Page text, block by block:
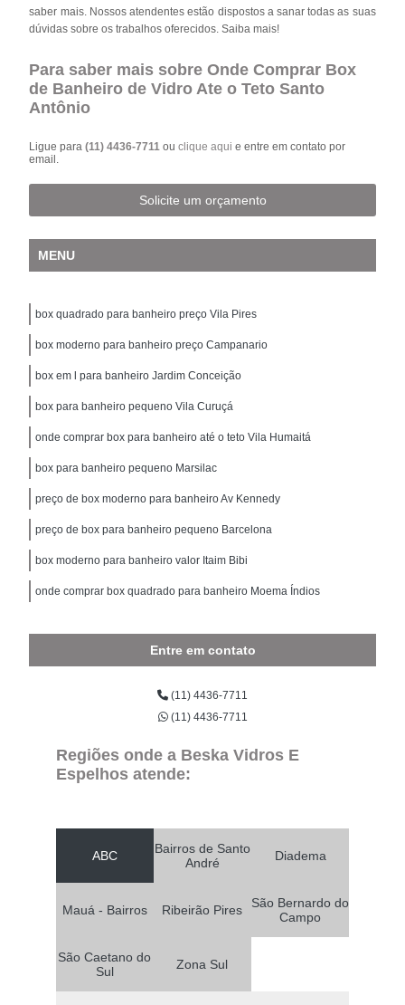
saber mais. Nossos atendentes estão dispostos a sanar todas as suas
dúvidas sobre os trabalhos oferecidos. Saiba mais!
Para saber mais sobre Onde Comprar Box
de Banheiro de Vidro Ate o Teto Santo
Antônio
Ligue para(11) 4436-7711ouclique aqui e entre em contato por
email.
Solicite um orçamento
MENU
box quadrado para banheiro preço Vila Pires
box moderno para banheiro preço Campanario
box em l para banheiro Jardim Conceição
box para banheiro pequeno Vila Curuçá
onde comprar box para banheiro até o teto Vila Humaitá
box para banheiro pequeno Marsilac
preço de box moderno para banheiro Av Kennedy
preço de box para banheiro pequeno Barcelona
box moderno para banheiro valor Itaim Bibi
onde comprar box quadrado para banheiro Moema Índios
Entre em contato
(11) 4436-7711
(11) 4436-7711
Regiões onde a Beska Vidros E
Espelhos atende:
ABC
Bairros de Santo
André
Diadema
Mauá - Bairros Ribeirão Pires
São Bernardo do
Campo
São Caetano do
Sul
Zona Sul